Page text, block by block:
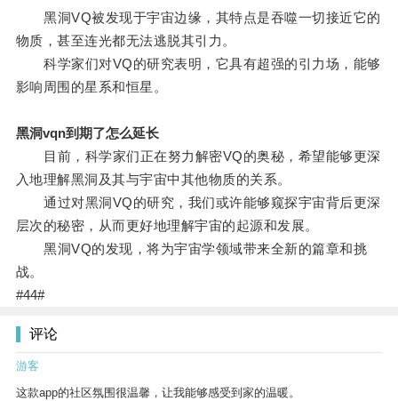
黑洞VQ被发现于宇宙边缘，其特点是吞噬一切接近它的
物质，甚至连光都无法逃脱其引力。
科学家们对VQ的研究表明，它具有超强的引力场，能够
影响周围的星系和恒星。
黑洞vqn到期了怎么延长
目前，科学家们正在努力解密VQ的奥秘，希望能够更深
入地理解黑洞及其与宇宙中其他物质的关系。
通过对黑洞VQ的研究，我们或许能够窥探宇宙背后更深
层次的秘密，从而更好地理解宇宙的起源和发展。
黑洞VQ的发现，将为宇宙学领域带来全新的篇章和挑
战。
#44#
评论
游客
这款app的社区氛围很温馨，让我能够感受到家的温暖。